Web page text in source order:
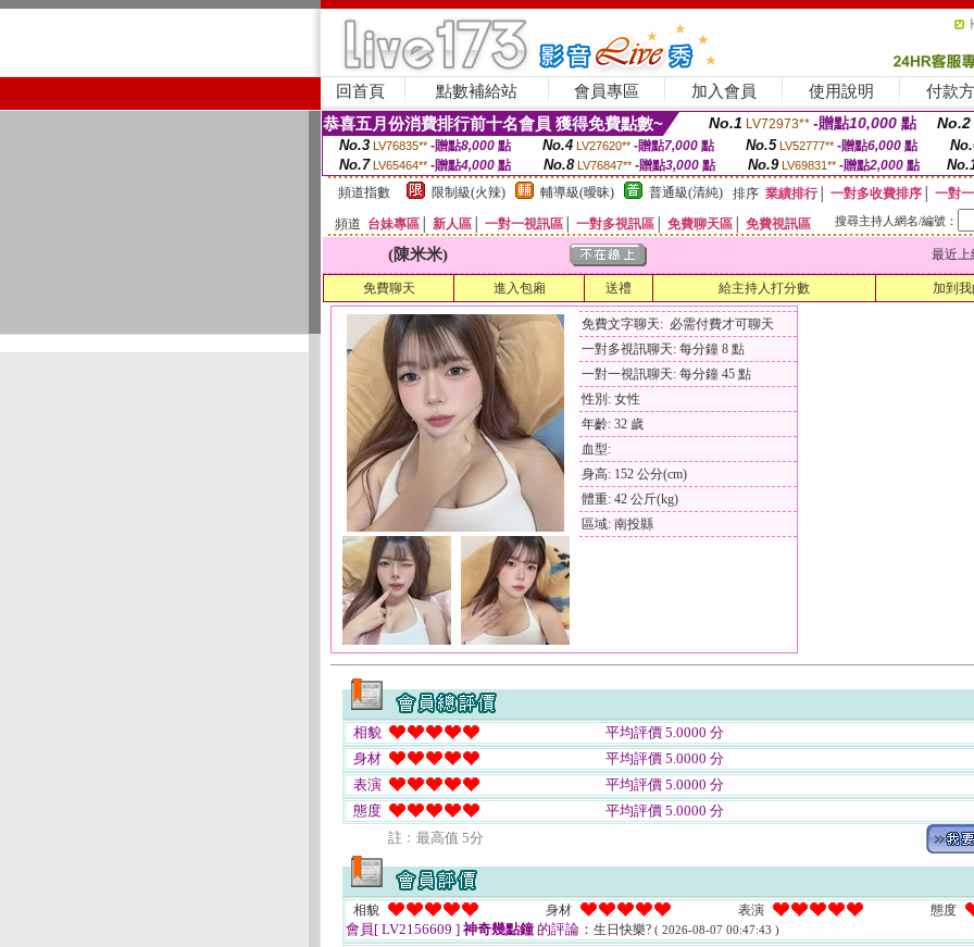
回首頁 點數補給站 會員專區 加入會員 使用說明 付款
恭喜五月份消費排行前十名會員 獲得免費點數~ No.1 LV72973** -贈點10,000 點 No.2
No.3 LV76835** -贈點8,000點 No.4 LV27620** -贈點7,000點 No.5 LV52777** -贈點6,000點
No.7 LV65464** -贈點4,000 點 No.8 LV76847** -贈點3,000 點 No.9 LV69831** -贈點2,000點
頻道指數 限制級(火辣) 輔導級(曖昧) 普通級(清純) 排序 業績排行│ 一對多收費排序
一對
頻道 台妹專區 新人區 一對一視訊區 一對多視訊區 免費聊天區 免費視訊區 搜尋主持人網名/編號：
(陳米米) 最近上
免費聊天 進入包廂 送禮 給主持人打分數 加到
免費文字聊天: 必需付費才可聊天
一對多視訊聊天: 每分鐘 8 點
一對一視訊聊天: 每分鐘 45 點
性別: 女性
年齡: 32 歲
血型:
身高: 152 公分(cm)
體重: 42 公斤(kg)
區域: 南投縣
相貌
平均評價 5.0000 分
身材
平均評價 5.0000 分
表演
平均評價 5.0000 分
態度
平均評價 5.0000 分
註﹕最高值 5分
相貌 身材 表演 態度
會員[ LV2156609 ] 神奇幾點鐘 的評論： 生日快樂? ( 2026-08-07 00:47:43 )